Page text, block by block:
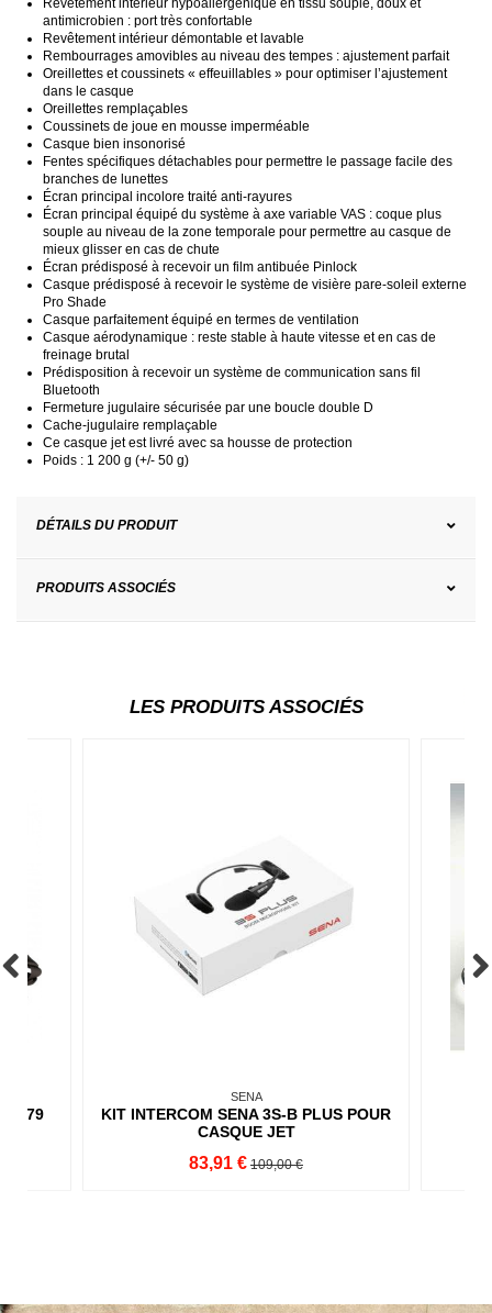
Revêtement intérieur hypoallergénique en tissu souple, doux et
antimicrobien : port très confortable
Revêtement intérieur démontable et lavable
Rembourrages amovibles au niveau des tempes : ajustement parfait
Oreillettes et coussinets « effeuillables » pour optimiser l’ajustement
dans le casque
Oreillettes remplaçables
Coussinets de joue en mousse imperméable
Casque bien insonorisé
Fentes spécifiques détachables pour permettre le passage facile des
branches de lunettes
Écran principal incolore traité anti-rayures
Écran principal équipé du système à axe variable VAS : coque plus
souple au niveau de la zone temporale pour permettre au casque de
mieux glisser en cas de chute
Écran prédisposé à recevoir un film antibuée Pinlock
Casque prédisposé à recevoir le système de visière pare-soleil externe
Pro Shade
Casque parfaitement équipé en termes de ventilation
Casque aérodynamique : reste stable à haute vitesse et en cas de
freinage brutal
Prédisposition à recevoir un système de communication sans fil
Bluetooth
Fermeture jugulaire sécurisée par une boucle double D
Cache-jugulaire remplaçable
Ce casque jet est livré avec sa housse de protection
Poids : 1 200 g (+/- 50 g)
DÉTAILS DU PRODUIT
PRODUITS ASSOCIÉS
LES PRODUITS ASSOCIÉS
0279
SENA
KIT INTERCOM SENA 3S-B PLUS POUR
CASQUE JET
83,91 € 109,00 €